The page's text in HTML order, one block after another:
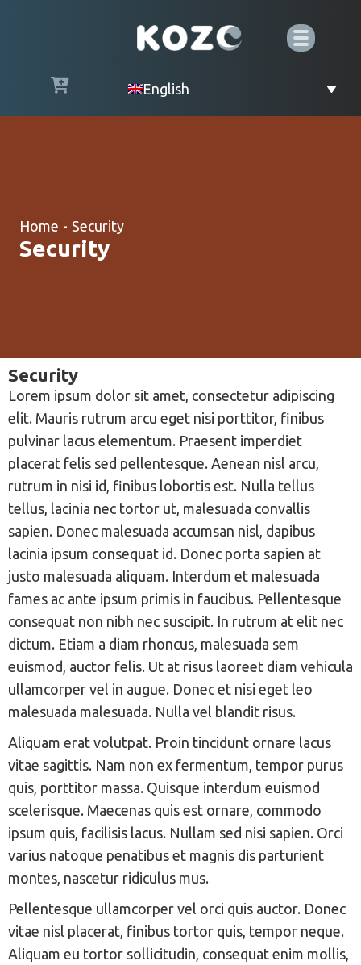
English
Home - Security
Security
Security
Lorem ipsum dolor sit amet, consectetur adipiscing
elit. Mauris rutrum arcu eget nisi porttitor, finibus
pulvinar lacus elementum. Praesent imperdiet
placerat felis sed pellentesque. Aenean nisl arcu,
rutrum in nisi id, finibus lobortis est. Nulla tellus
tellus, lacinia nec tortor ut, malesuada convallis
sapien. Donec malesuada accumsan nisl, dapibus
lacinia ipsum consequat id. Donec porta sapien at
justo malesuada aliquam. Interdum et malesuada
fames ac ante ipsum primis in faucibus. Pellentesque
consequat non nibh nec suscipit. In rutrum at elit nec
dictum. Etiam a diam rhoncus, malesuada sem
euismod, auctor felis. Ut at risus laoreet diam vehicula
ullamcorper vel in augue. Donec et nisi eget leo
malesuada malesuada. Nulla vel blandit risus.
Aliquam erat volutpat. Proin tincidunt ornare lacus
vitae sagittis. Nam non ex fermentum, tempor purus
quis, porttitor massa. Quisque interdum euismod
scelerisque. Maecenas quis est ornare, commodo
ipsum quis, facilisis lacus. Nullam sed nisi sapien. Orci
varius natoque penatibus et magnis dis parturient
montes, nascetur ridiculus mus.
Pellentesque ullamcorper vel orci quis auctor. Donec
vitae nisl placerat, finibus tortor quis, tempor neque.
Aliquam eu tortor sollicitudin, consequat enim mollis,